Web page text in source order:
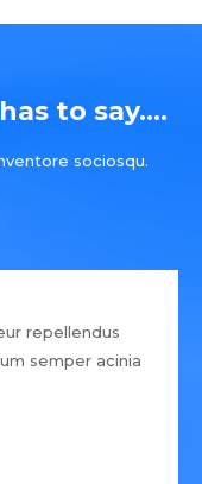
to say....
sociosqu.
repellendus
semper acinia